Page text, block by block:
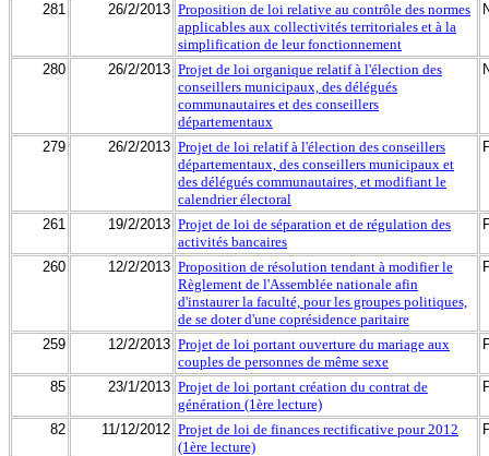
281 26/2/2013 Proposition de loi relative au contrôle des normes
applicables aux collectivités territoriales et à la
simplification de leur fonctionnement
280 26/2/2013 Projet de loi organique relatif à l'élection des
conseillers municipaux, des délégués
communautaires et des conseillers
départementaux
279 26/2/2013 Projet de loi relatif à l'élection des conseillers
départementaux, des conseillers municipaux et
des délégués communautaires, et modifiant le
calendrier électoral
261 19/2/2013 Projet de loi de séparation et de régulation des
activités bancaires
260 12/2/2013 Proposition de résolution tendant à modifier le
Règlement de l'Assemblée nationale afin
d'instaurer la faculté, pour les groupes politiques,
de se doter d'une coprésidence paritaire
259 12/2/2013 Projet de loi portant ouverture du mariage aux
couples de personnes de même sexe
85 23/1/2013 Projet de loi portant création du contrat de
génération (1ère lecture)
82 11/12/2012 Projet de loi de finances rectificative pour 2012
(1ère lecture)